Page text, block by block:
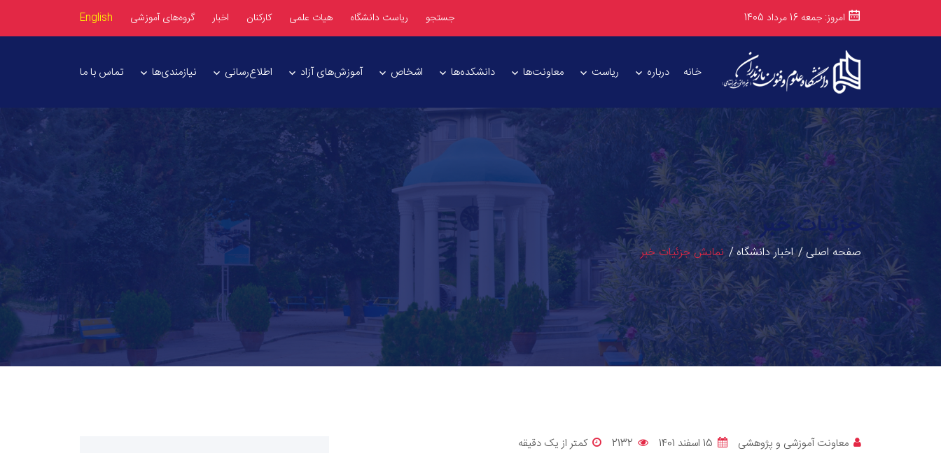
امروز: جمعه 16 مرداد 1405 جستجو ریاست دانشگاه هیات علمی کارکنان اخبار گروه‌های آموزشی English
خانه درباره ریاست معاونت‌ها دانشکده‌ها اشخاص آموزش‌های آزاد اطلاع‌رسانی نیازمندی‌ها تماس با ما
جزئیات خبر
صفحه اصلی اخبار دانشگاه نمایش جزئیات خبر
معاونت آموزشی و پژوهشی 15 اسفند 1401 2132 کمتر از یک دقیقه